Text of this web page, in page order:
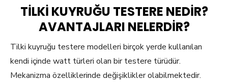
TILKI KUYRUĞU TESTERE NEDIR?
AVANTAJLARI NELERDIR?
Tilki kuyruğu testere modelleri birçok yerde kullanılan
kendi içinde watt türleri olan bir testere türüdür.
Mekanizma özelliklerinde değişiklikler olabilmektedir.